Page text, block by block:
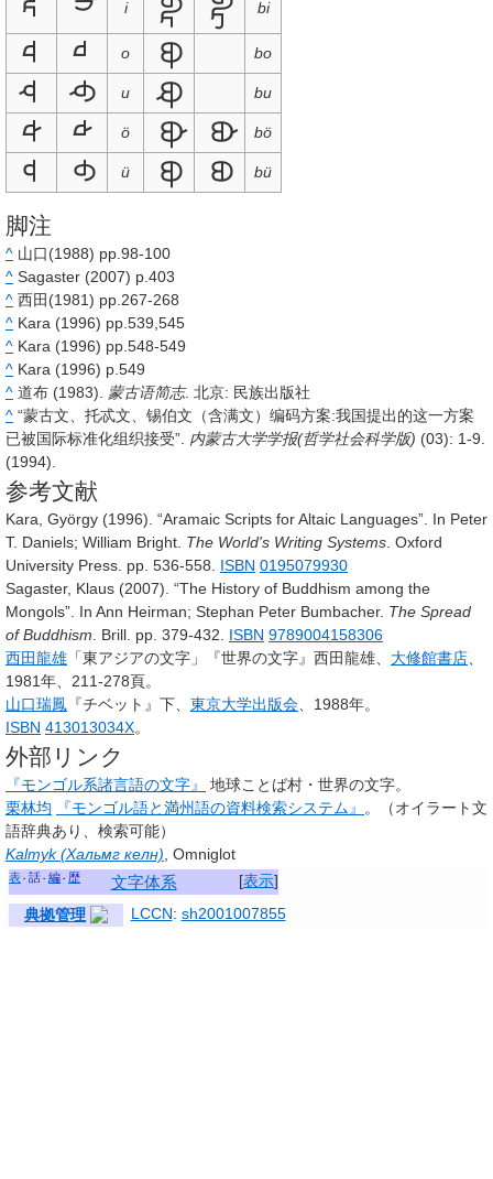
᠊ᡅ‍ ᠊ᡅ i ᡋᡅ‍ ᡋᡅ bi
᠊ᡆ‍ ᠊ᡆ o ᡋᡆ‍ bo
᠊ᡇ‍ ᠊ᡇ u ᡋᡇ‍ bu
᠊ᡈ‍ ᠊ᡈ ö ᡋᡈ‍ ᡋᡈ bö
᠊ᡉ‍ ᠊ᡉ ü ᡋᡉ‍ ᡋᡉ bü
脚注
^ 山口(1988) pp.98-100
^ Sagaster (2007) p.403
^ 西田(1981) pp.267-268
^ Kara (1996) pp.539,545
^ Kara (1996) pp.548-549
^ Kara (1996) p.549
^ 道布 (1983). 蒙古语简志. 北京: 民族出版社
^ “蒙古文、托忒文、锡伯文（含满文）编码方案:我国提出的这一方案
已被国际标准化组织接受”. 内蒙古大学学报(哲学社会科学版) (03): 1-9.
(1994).
参考文献
Kara, György (1996). “Aramaic Scripts for Altaic Languages”. In Peter
T. Daniels; William Bright. The World's Writing Systems . Oxford
University Press. pp. 536-558. ISBN 0195079930
Sagaster, Klaus (2007). “The History of Buddhism among the
Mongols”. In Ann Heirman; Stephan Peter Bumbacher. The Spread
of Buddhism . Brill. pp. 379-432. ISBN 9789004158306
西田龍雄 「東アジアの文字」『世界の文字』西田龍雄、 大修館書店
1981年、211-278頁。
山口瑞鳳 『チベット』下、 東京大学出版会 、1988年。
ISBN 413013034X。
外部リンク
『モンゴル系諸言語の文字』 地球ことば村・世界の文字。
栗林均
『モンゴル語と満州語の資料検索システム』 。
（オイラート文
語辞典あり、検索可能）
Kalmyk (Хальмг келн) , Omniglot
[表示]
表 話 編 歴 文字体系
典拠管理 LCCN: sh2001007855